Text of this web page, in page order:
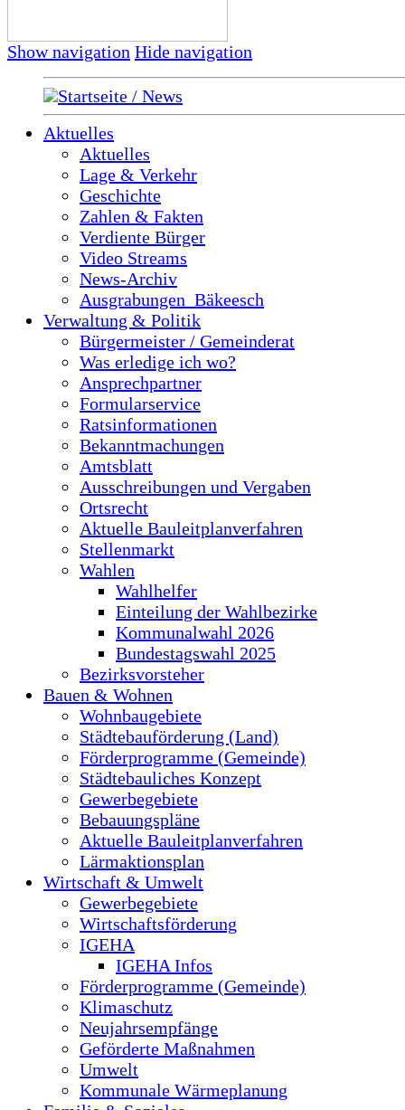
Show navigation Hide navigation
Startseite / News
Aktuelles
Aktuelles
Lage & Verkehr
Geschichte
Zahlen & Fakten
Verdiente Bürger
Video Streams
News-Archiv
Ausgrabungen_Bäkeesch
Verwaltung & Politik
Bürgermeister / Gemeinderat
Was erledige ich wo?
Ansprechpartner
Formularservice
Ratsinformationen
Bekanntmachungen
Amtsblatt
Ausschreibungen und Vergaben
Ortsrecht
Aktuelle Bauleitplanverfahren
Stellenmarkt
Wahlen
Wahlhelfer
Einteilung der Wahlbezirke
Kommunalwahl 2026
Bundestagswahl 2025
Bezirksvorsteher
Bauen & Wohnen
Wohnbaugebiete
Städtebauförderung (Land)
Förderprogramme (Gemeinde)
Städtebauliches Konzept
Gewerbegebiete
Bebauungspläne
Aktuelle Bauleitplanverfahren
Lärmaktionsplan
Wirtschaft & Umwelt
Gewerbegebiete
Wirtschaftsförderung
IGEHA
IGEHA Infos
Förderprogramme (Gemeinde)
Klimaschutz
Neujahrsempfänge
Geförderte Maßnahmen
Umwelt
Kommunale Wärmeplanung